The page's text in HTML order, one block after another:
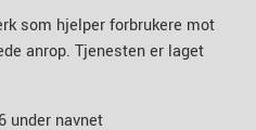
som hjelper forbrukere mot
anrop. Tjenesten er laget
under navnet